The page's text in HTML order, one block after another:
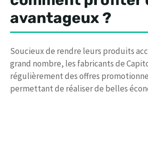
avantageux ?
Soucieux de rendre leurs produits
grand nombre, les fabricants de
régulièrement des offres
permettant de réaliser de belles